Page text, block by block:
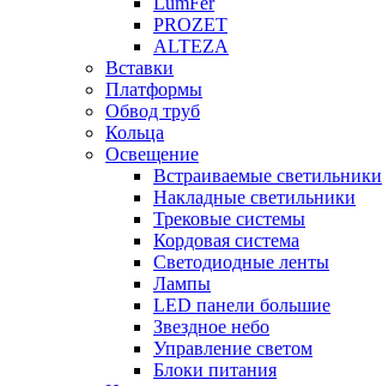
PROZET
ALTEZA
Вставки
Платформы
Обвод труб
Кольца
Освещение
Встраиваемые светильники
Накладные светильники
Трековые системы
Кордовая система
Светодиодные ленты
Лампы
LED панели большие
Звездное небо
Управление светом
Блоки питания